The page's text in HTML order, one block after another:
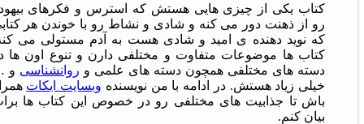
کتاب یکی از چیزی هایی هستش که استرس و فکرهای
رو از ذهنت دور می کنه و شادی و نشاط رو با خوندن هر
که نوید دهنده ی امید و شادی هست به آدم مستولی می
کتاب ها موضوعات متفاوت و مختلفی دارن و تنوع اون ها
دسته های مختلفی همچون دسته های علمی و روانشناسی و
خیلی زیاد هستش. در ادامه با من نویسنده وبسایت ایکات
باش تا جذابیت های مختلفی رو در خصوص این کتاب ها
بیان کنم.